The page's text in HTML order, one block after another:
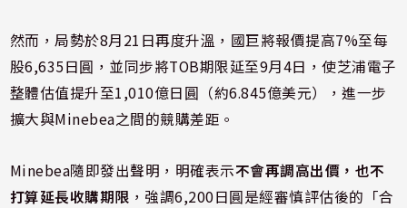
然而，局勢於8月21日再度升溫，國巨將報價提高7%至每
股6,635日圓，並同步將TOB期限延至9月4日，使芝浦電子
整體估值提升至1,010億日圓（約6.845億美元），進一步
擴大與Minebea之間的競購差距。
Minebea隨即發出聲明，明確表示不會再調高出價，也不
打算延長收購期限 ，強調6,200日圓是經審慎評估後的「合